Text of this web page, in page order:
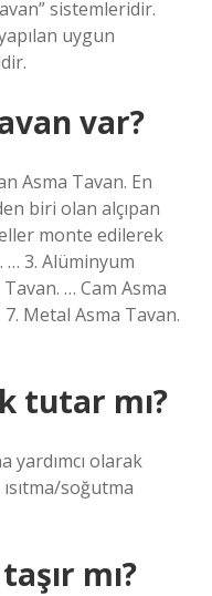
sistemleridir.
uygun
var?
Asma Tavan. En
biri olan alçıpan
monte edilerek
… 3. Alüminyum
… Cam Asma
Metal Asma Tavan.
tutar mı?
yardımcı olarak
soğutma
mı?